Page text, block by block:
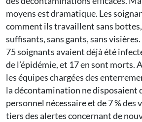
moyens est dramatique. Les
comment ils travaillent sans bottes,
suffisants, sans gants, sans
75 soignants avaient déjà été
de l’épidémie, et 17 en sont morts.
les équipes chargées des
la décontamination ne disposaient
personnel nécessaire et de 7 % des
tiers des alertes concernant de